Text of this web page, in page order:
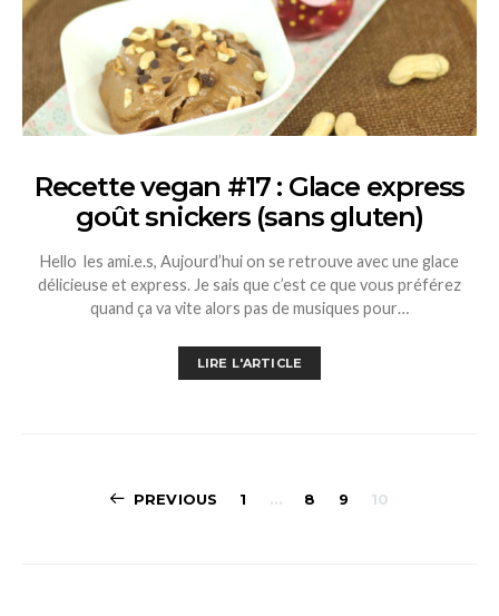
Recette vegan #17 : Glace express
goût snickers (sans gluten)
Hello les ami.e.s, Aujourd’hui on se retrouve avec une glace
délicieuse et express. Je sais que c’est ce que vous préférez
quand ça va vite alors pas de musiques pour…
LIRE L'ARTICLE
Pagination
PREVIOUS 1 … 8 9 10